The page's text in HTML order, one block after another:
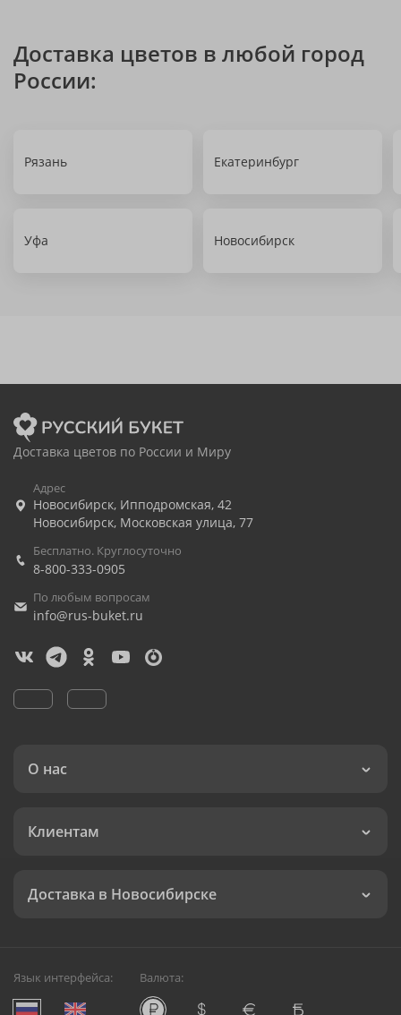
Доставка цветов в любой город
России:
Рязань Екатеринбург
Уфа Новосибирск
Доставка цветов по России и Миру
Адрес
Новосибирск, Ипподромская, 42
Новосибирск, Московская улица, 77
Бесплатно. Круглосуточно
8-800-333-0905
По любым вопросам
info@rus-buket.ru
О нас
Клиентам
Доставка в Новосибирске
Язык интерфейса: Валюта: